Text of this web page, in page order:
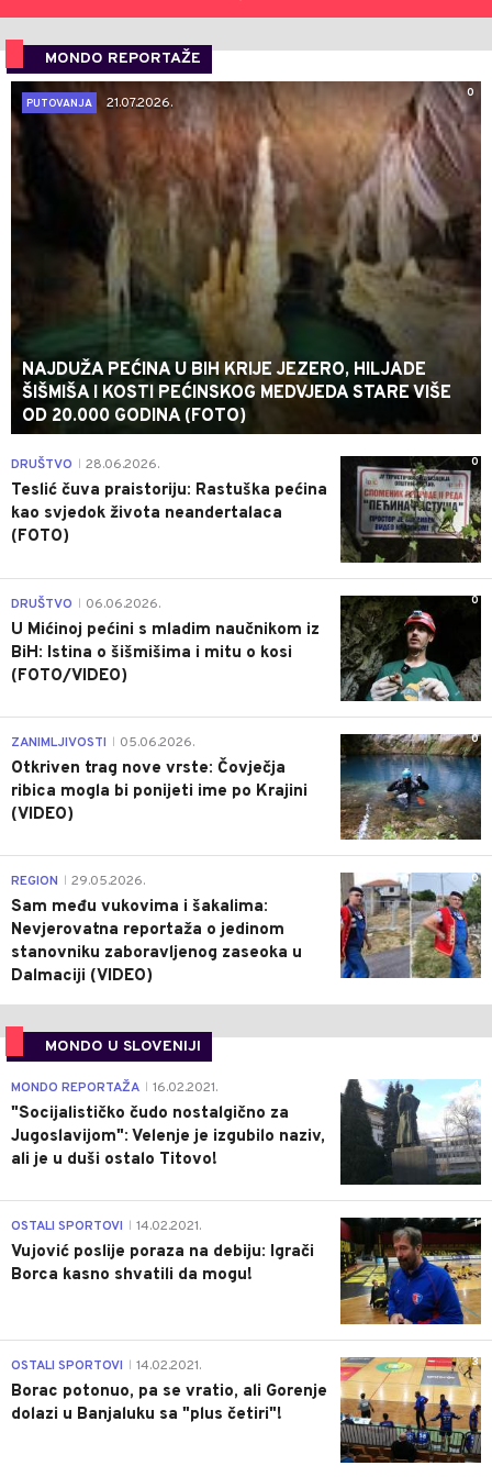
MONDO REPORTAŽE
0
PUTOVANJA
21.07.2026.
NAJDUŽA PEĆINA U BIH KRIJE JEZERO, HILJADE
ŠIŠMIŠA I KOSTI PEĆINSKOG MEDVJEDA STARE VIŠE
OD 20.000 GODINA (FOTO)
0
DRUŠTVO 28.06.2026.
Teslić čuva praistoriju: Rastuška pećina
kao svjedok života neandertalaca
(FOTO)
0
DRUŠTVO 06.06.2026.
U Mićinoj pećini s mladim naučnikom iz
BiH: Istina o šišmišima i mitu o kosi
(FOTO/VIDEO)
0
ZANIMLJIVOSTI 05.06.2026.
Otkriven trag nove vrste: Čovječja
ribica mogla bi ponijeti ime po Krajini
(VIDEO)
0
REGION 29.05.2026.
Sam među vukovima i šakalima:
Nevjerovatna reportaža o jedinom
stanovniku zaboravljenog zaseoka u
Dalmaciji (VIDEO)
MONDO U SLOVENIJI
4
MONDO REPORTAŽA 16.02.2021.
"Socijalističko čudo nostalgično za
Jugoslavijom": Velenje je izgubilo naziv,
ali je u duši ostalo Titovo!
1
OSTALI SPORTOVI 14.02.2021.
Vujović poslije poraza na debiju: Igrači
Borca kasno shvatili da mogu!
3
OSTALI SPORTOVI 14.02.2021.
Borac potonuo, pa se vratio, ali Gorenje
dolazi u Banjaluku sa "plus četiri"!